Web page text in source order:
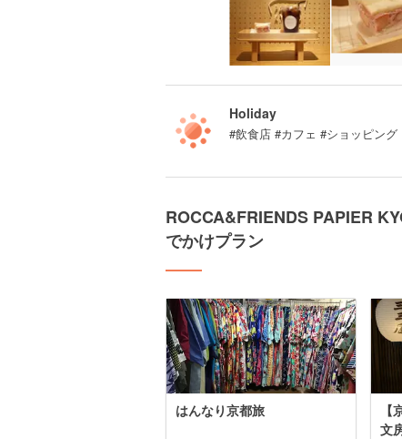
Holiday
#飲食店 #カフェ #ショッピング
ROCCA&FRIENDS PAPIER
でかけプラン
はんなり京都旅
【
文